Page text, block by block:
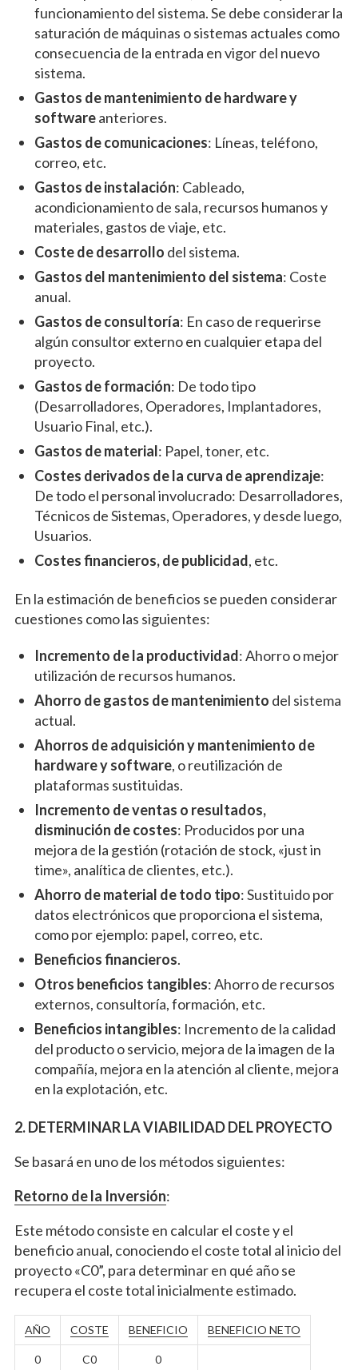
funcionamiento del sistema. Se debe considerar la
saturación de máquinas o sistemas actuales como
consecuencia de la entrada en vigor del nuevo
sistema.
Gastos de mantenimiento de hardware y
softwareanteriores.
Gastos de comunicaciones: Líneas, teléfono,
correo, etc.
Gastos de instalación: Cableado,
acondicionamiento de sala, recursos humanos y
materiales, gastos de viaje, etc.
Coste de desarrollo del sistema.
Gastos del mantenimiento del sistema: Coste
anual.
Gastos de consultoría: En caso de requerirse
algún consultor externo en cualquier etapa del
proyecto.
Gastos de formación: De todo tipo
(Desarrolladores, Operadores, Implantadores,
Usuario Final, etc.).
Gastos de material: Papel, toner, etc.
Costes derivados de la curva de aprendizaje:
De todo el personal involucrado: Desarrolladores,
Técnicos de Sistemas, Operadores, y desde luego,
Usuarios.
Costes financieros, de publicidad, etc.
En la estimación de beneficios se pueden considerar
cuestiones como las siguientes:
Incremento de la productividad: Ahorro o mejor
utilización de recursos humanos.
Ahorro de gastos de mantenimiento del sistema
actual.
Ahorros de adquisición y mantenimiento de
hardware y software, o reutilización de
plataformas sustituidas.
Incremento de ventas o resultados,
disminución de costes: Producidos por una
mejora de la gestión (rotación de stock, «just in
time», analítica de clientes, etc.).
Ahorro de material de todo tipo: Sustituido por
datos electrónicos que proporciona el sistema,
como por ejemplo: papel, correo, etc.
Beneficios financieros.
Otros beneficios tangibles: Ahorro de recursos
externos, consultoría, formación, etc.
Beneficios intangibles: Incremento de la calidad
del producto o servicio, mejora de la imagen de la
compañía, mejora en la atención al cliente, mejora
en la explotación, etc.
2. DETERMINAR LA VIABILIDAD DEL PROYECTO
Se basará en uno de los métodos siguientes:
Retorno de la Inversión:
Este método consiste en calcular el coste y el
beneficio anual, conociendo el coste total al inicio del
proyecto «C0”, para determinar en qué año se
recupera el coste total inicialmente estimado.
AÑO COSTE BENEFICIO BENEFICIO NETO
0 C0 0